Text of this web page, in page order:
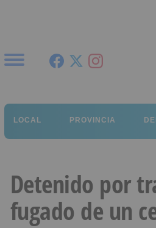
LOCAL PROVINCIA
Detenido por
fugado de un